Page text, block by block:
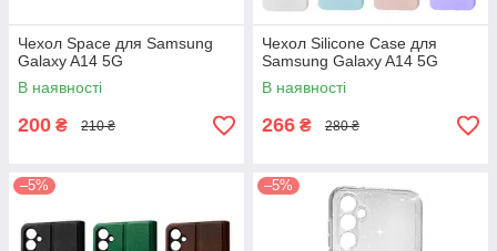
Чехол Space для Samsung
Galaxy A14 5G
В наявності
200 ₴ 210 ₴
Чехол Silicone Case для
Samsung Galaxy A14 5G
В наявності
266 ₴ 280 ₴
–5% –5%